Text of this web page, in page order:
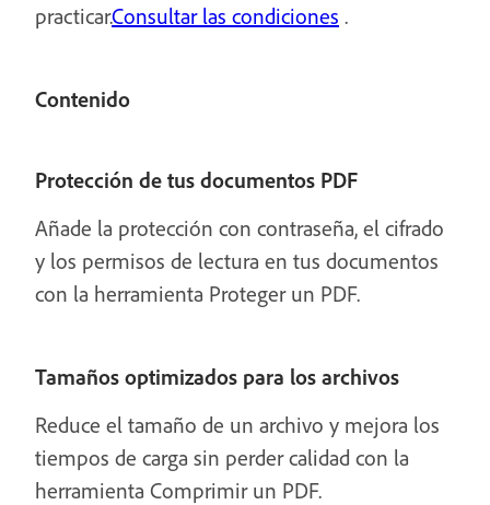
practicar.Consultar las condiciones .
Contenido
Protección de tus documentos PDF
Añade la protección con contraseña, el cifrado
y los permisos de lectura en tus documentos
con la herramienta Proteger un PDF.
Tamaños optimizados para los archivos
Reduce el tamaño de un archivo y mejora los
tiempos de carga sin perder calidad con la
herramienta Comprimir un PDF.